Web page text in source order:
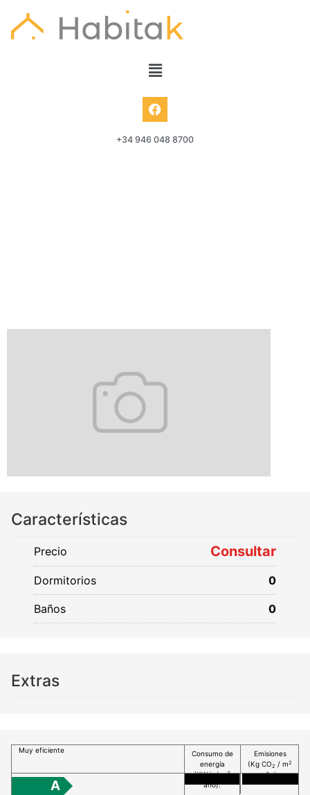
+34 946 048 8700
Características
Precio Consultar
Dormitorios 0
Baños 0
Extras
Muy eficiente
Consumo de
energía
(KW h / m2
año):
Emisiones
(Kg CO2 / m2
año):
A